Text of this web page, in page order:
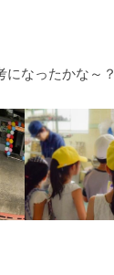
になったかな～？